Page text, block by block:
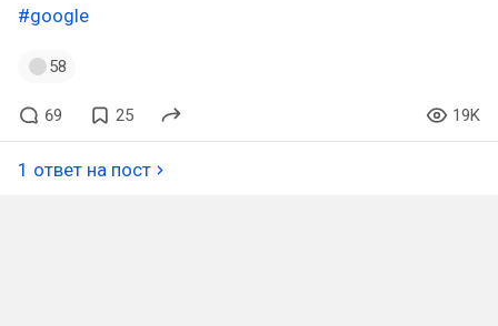
#google
58
69 25 19K
1 ответ на пост